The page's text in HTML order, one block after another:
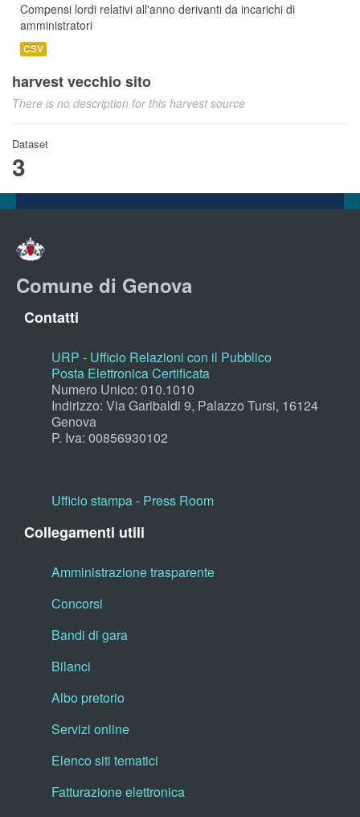
Compensi lordi relativi all'anno derivanti da incarichi di
amministratori
CSV
harvest vecchio sito
There is no description for this harvest source
Dataset
3
Comune di Genova
Contatti
URP - Ufficio Relazioni con il Pubblico
Posta Elettronica Certificata
Numero Unico: 010.1010
Indirizzo: Via Garibaldi 9, Palazzo Tursi, 16124
Genova
P. Iva: 00856930102
Ufficio stampa - Press Room
Collegamenti utili
Amministrazione trasparente
Concorsi
Bandi di gara
Bilanci
Albo pretorio
Servizi online
Elenco siti tematici
Fatturazione elettronica